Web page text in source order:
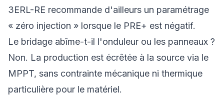
3ERL-RE recommande d'ailleurs un paramétrage
« zéro injection » lorsque le PRE+ est négatif.
Le bridage abîme-t-il l'onduleur ou les panneaux ?
Non. La production est écrêtée à la source via le
MPPT, sans contrainte mécanique ni thermique
particulière pour le matériel.